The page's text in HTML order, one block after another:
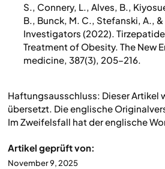
S., Connery, L., Alves, B.,
B., Bunck, M. C., Stefanski, A., &
Investigators (2022).
Treatment of Obesity. The New
medicine, 387(3), 205–216.
Haftungsausschluss: Dieser Artikel
übersetzt. Die englische
Im Zweifelsfall hat der englische
Artikel geprüft von:
November 9, 2025